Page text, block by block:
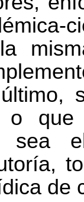
o
sea
de